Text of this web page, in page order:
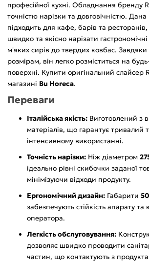
професійної кухні. Обладнання бренду
точністю нарізки та довговічністю.
підходить для кафе, барів та
швидко та якісно нарізати
м'яких сирів до твердих ковбас.
розмірам, він легко розміститься на
поверхні. Купити оригінальний слайсер
магазині Bu Horeca.
Переваги
Італійська якість: Виготовлений з
матеріалів, що гарантує тривалий
інтенсивному використанні.
Точність нарізки: Ніж діаметром
ідеально рівні скибочки заданої
мінімізуючи відходи продукту.
Ергономічний дизайн: Габарити
забезпечують стійкість апарату
оператора.
Легкість обслуговування:
дозволяє швидко проводити
частин, що контактують з